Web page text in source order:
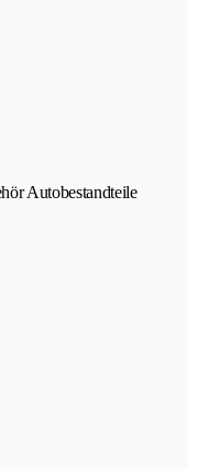
Autobestandteile